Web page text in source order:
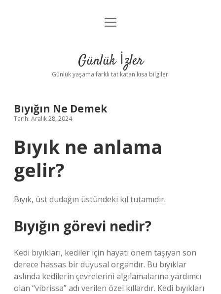
Anasayfa
Yasal Uyarı
menüyü
Günlük İzler
Günlük yaşama farklı tat katan kısa bilgiler.
Bıyığın Ne Demek
Tarih: Aralık 28, 2024
Bıyık ne anlama
gelir?
Bıyık, üst dudağın üstündeki kıl tutamıdır.
Bıyığın görevi nedir?
Kedi bıyıkları, kediler için hayati önem taşıyan son
derece hassas bir duyusal organdır. Bu bıyıklar
aslında kedilerin çevrelerini algılamalarına yardımcı
olan “vibrissa” adı verilen özel kıllardır. Kedi bıyıkları